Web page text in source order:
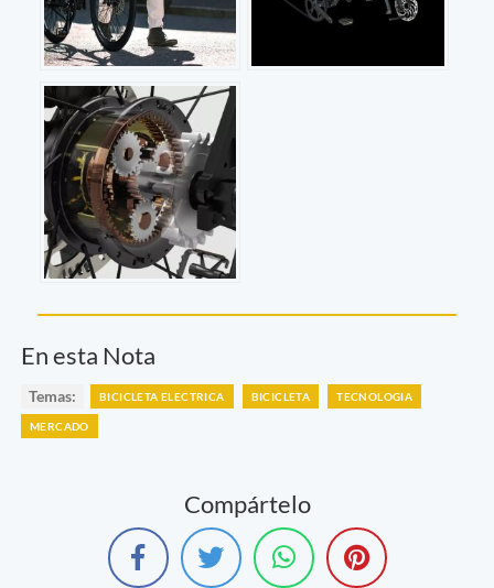
En esta Nota
Temas: BICICLETA ELECTRICA BICICLETA TECNOLOGIA
MERCADO
Compártelo